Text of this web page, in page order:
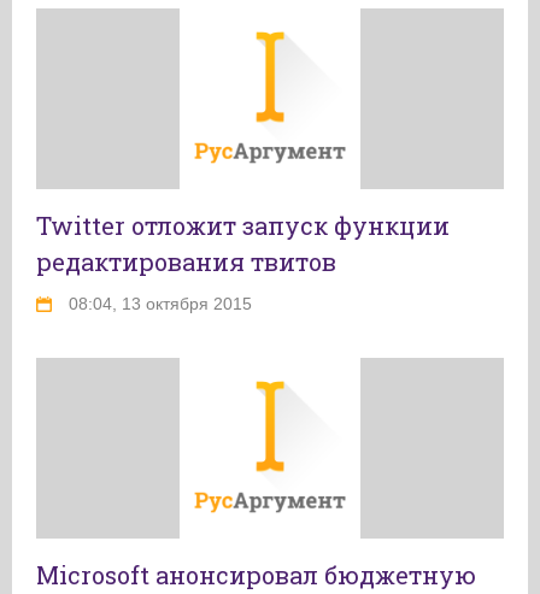
Twitter отложит запуск функции
редактирования твитов
08:04, 13 октября 2015
Microsoft анонсировал бюджетную